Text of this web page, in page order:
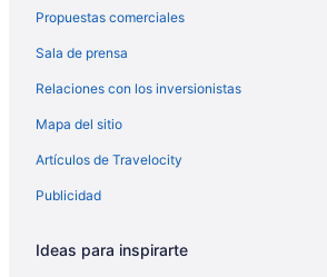
Propuestas comerciales
Sala de prensa
Relaciones con los inversionistas
Mapa del sitio
Artículos de Travelocity
Publicidad
Ideas para inspirarte